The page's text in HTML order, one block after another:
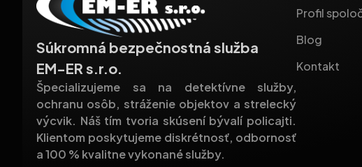
Súkromná bezpečnostná služba
EM-ER s.r.o.
Špecializujeme sa na detektívne služby,
ochranu osôb, stráženie objektov a strelecký
výcvik. Náš tím tvoria skúsení bývalí policajti.
Klientom poskytujeme diskrétnosť, odbornosť
a 100 % kvalitne vykonané služby.
Profil
Blog
Kontakt